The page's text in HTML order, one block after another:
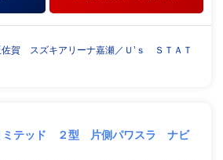
佐賀 スズキアリーナ嘉瀬／Ｕ’ｓ ＳＴＡＴ
ミテッド ２型 片側パワスラ ナビ